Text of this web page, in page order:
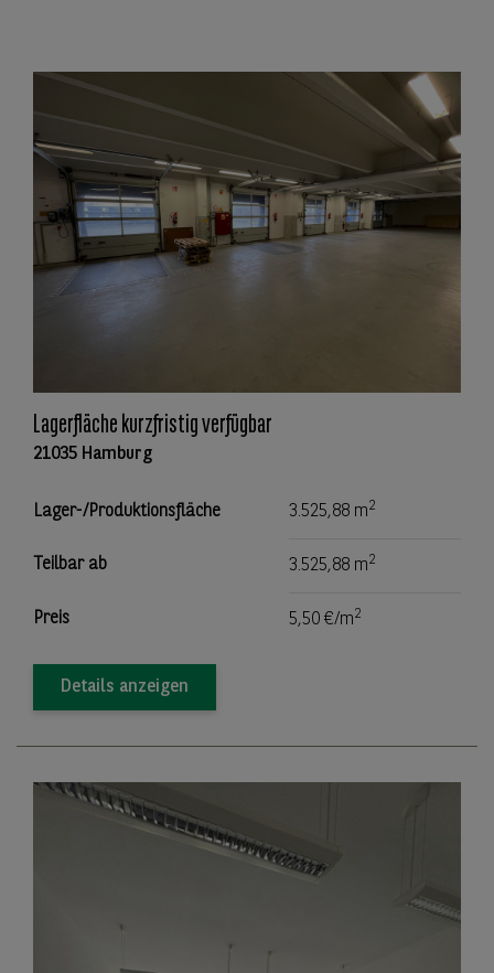
Lagerfläche kurzfristig verfügbar
21035 Hamburg
Lager-/Produktionsfläche 3.525,88 m2
Teilbar ab 3.525,88 m2
Preis 5,50 €/m2
Details anzeigen